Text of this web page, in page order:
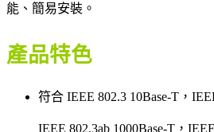
能、簡易安裝。
產品特色
符合 IEEE 802.3 10Base-T，
IEEE 802.3ab 1000Base-T，